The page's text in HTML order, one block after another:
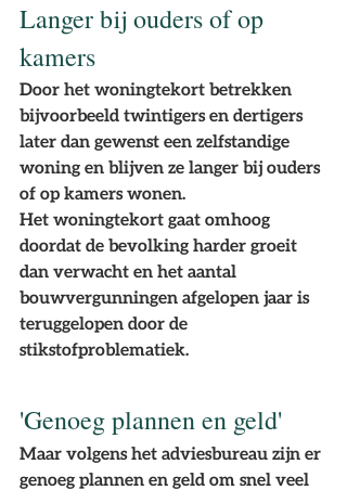
Langer bij ouders of op
kamers
Door het woningtekort betrekken
bijvoorbeeld twintigers en dertigers
later dan gewenst een zelfstandige
woning en blijven ze langer bij ouders
of op kamers wonen.
Het woningtekort gaat omhoog
doordat de bevolking harder groeit
dan verwacht en het aantal
bouwvergunningen afgelopen jaar is
teruggelopen door de
stikstofproblematiek.
'Genoeg plannen en geld'
Maar volgens het adviesbureau zijn er
genoeg plannen en geld om snel veel